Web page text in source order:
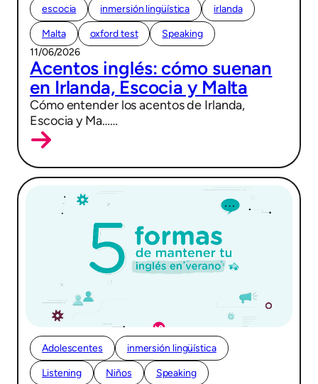
escocia inmersión lingüística irlanda
Malta oxford test
Speaking
11/06/2026
Acentos inglés: cómo suenan
en Irlanda, Escocia y Malta
Cómo entender los acentos de Irlanda,
Escocia y Ma……
Adolescentes inmersión lingüística
Listening Niños
Speaking